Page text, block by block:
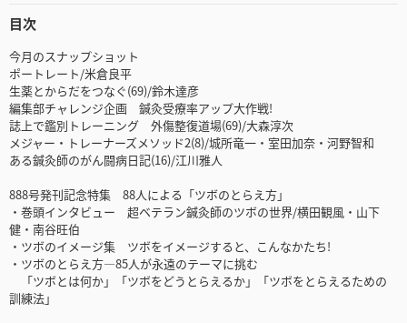
目次
今月のスナップショット
ポートレート/米倉良平
生薬とからだをつなぐ(69)/鈴木達彦
編集部チャレンジ企画 鍼灸受療率アップ大作戦!
誌上で鑑別トレーニング 外傷整復道場(69)/大森淳次
メジャー・トレーナーズメソッド2(8)/城所竜一・室田加奈・河野智和
ある鍼灸師のがん闘病日記(16)/江川雅人
888号発刊記念特集 88人による「ツボのとらえ方」
・巻頭インタビュー 超ベテラン鍼灸師のツボの世界/横田観風・山下
健・南谷旺伯
・ツボのイメージ集 ツボをイメージすると、こんなかたち!
・ツボのとらえ方―85人が永遠のテーマに挑む
「ツボとは何か」「ツボをどうとらえるか」「ツボをとらえるための
訓練法」